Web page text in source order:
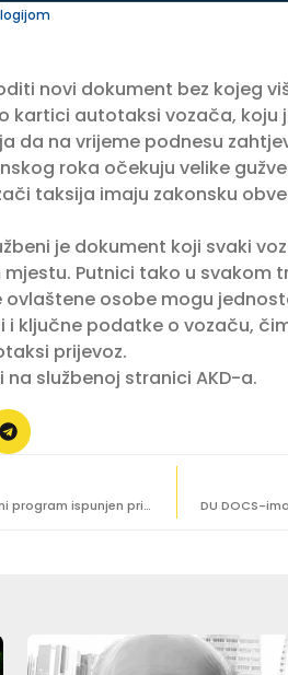
novi dokument bez kojeg
kartici autotaksi vozača, koju
da na vrijeme podnesu
roka očekuju velike
taksija imaju zakonsku
je dokument koji svaki
Putnici tako u
osobe mogu
i ključne podatke o vozaču,
prijevoz.
službenoj stranici AKD-a.
GRADSKI PARK U METKOVIĆU Trodnevni program ispunjen prirodom, glazbom, cirkusom, predstavama… DU DOCS-